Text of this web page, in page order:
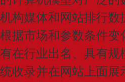
构媒体和网站排行
据市场和参数条件
在行业出名、具有
收录并在网站上面